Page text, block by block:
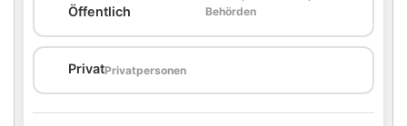
Öffentlich
Behörden
PrivatPrivatpersonen